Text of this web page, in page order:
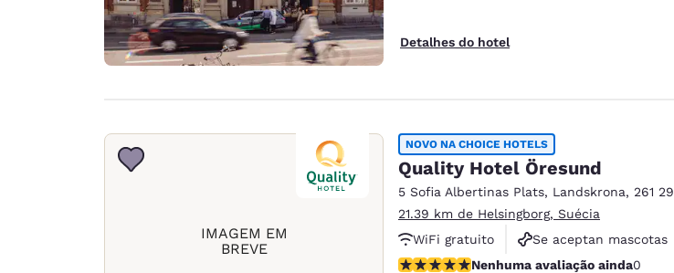
Detalhes do hotel
IMAGEM EM
BREVE
NOVO NA CHOICE HOTELS
Quality Hotel Öresund
5 Sofia Albertinas Plats, Landskrona, 261 29
21.39 km de Helsingborg, Suécia
WiFi gratuito
Se aceptan mascotas
Nenhuma avaliação ainda
Nenhuma avaliação ainda0